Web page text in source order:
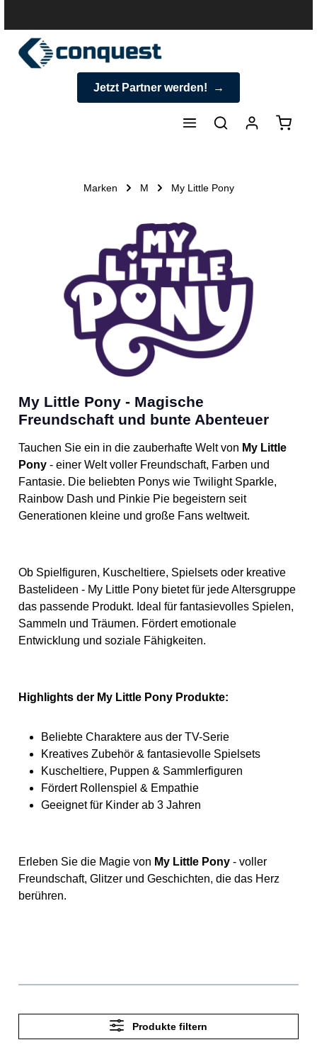
Jetzt Partner werden!
Marken M My Little Pony
My Little Pony - Magische
Freundschaft und bunte Abenteuer
Tauchen Sie ein in die zauberhafte Welt von My Little
Pony - einer Welt voller Freundschaft, Farben und
Fantasie. Die beliebten Ponys wie Twilight Sparkle,
Rainbow Dash und Pinkie Pie begeistern seit
Generationen kleine und große Fans weltweit.
Ob Spielfiguren, Kuscheltiere, Spielsets oder kreative
Bastelideen - My Little Pony bietet für jede Altersgruppe
das passende Produkt. Ideal für fantasievolles Spielen,
Sammeln und Träumen. Fördert emotionale
Entwicklung und soziale Fähigkeiten.
Highlights der My Little Pony Produkte:
Beliebte Charaktere aus der TV-Serie
Kreatives Zubehör & fantasievolle Spielsets
Kuscheltiere, Puppen & Sammlerfiguren
Fördert Rollenspiel & Empathie
Geeignet für Kinder ab 3 Jahren
Erleben Sie die Magie von My Little Pony - voller
Freundschaft, Glitzer und Geschichten, die das Herz
berühren.
Produkte filtern